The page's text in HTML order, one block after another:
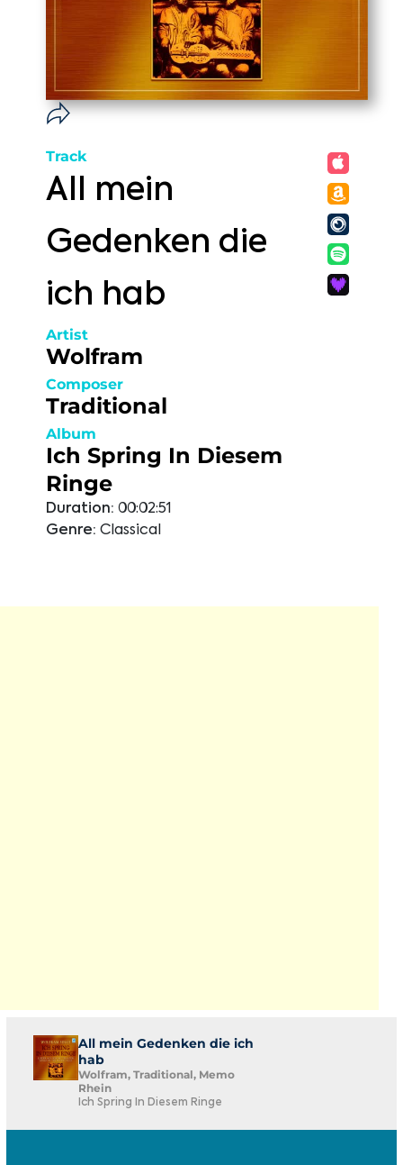
Track
All mein
Gedenken die
ich hab
Artist
Wolfram
Composer
Traditional
Album
Ich Spring In Diesem
Ringe
Duration: 00:02:51
Genre: Classical
All mein Gedenken die ich
hab
Wolfram, Traditional, Memo
Rhein
Ich Spring In Diesem Ringe